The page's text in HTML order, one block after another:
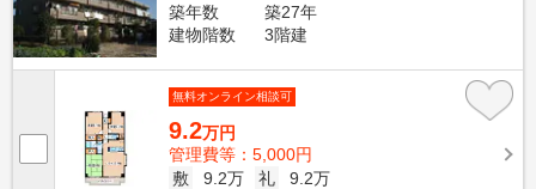
築年数
築27年
建物階数
3階建
無料オンライン相談可
9.2万円
管理費等：5,000円
敷
9.2万 礼
9.2万